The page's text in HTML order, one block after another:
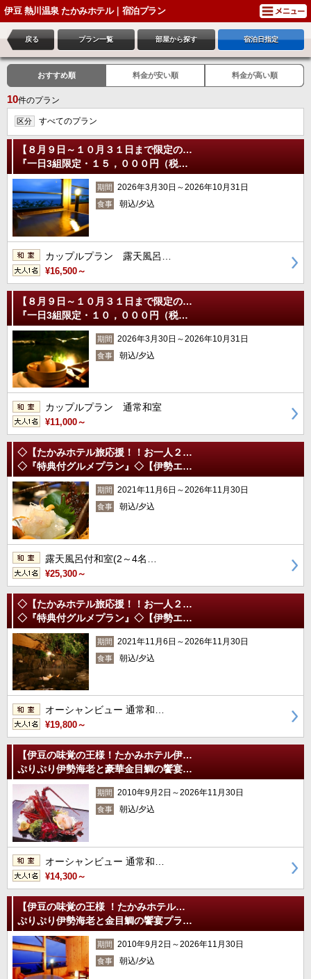
伊豆 熱川温泉 たかみホテル｜宿泊プラン
戻る プラン一覧 部屋から探す 宿泊日指定
おすすめ順 料金が安い順 料金が高い順
10件のプラン
区分 すべてのプラン
【８月９日～１０月３１日まで限定の…
『一日3組限定・１５，０００円（税…
期間 2026年3月30日～2026年10月31日
食事 朝込/夕込
カップルプラン 露天風呂…
¥16,500～
【８月９日～１０月３１日まで限定の…
『一日3組限定・１０，０００円（税…
期間 2026年3月30日～2026年10月31日
食事 朝込/夕込
カップルプラン 通常和室
¥11,000～
◇【たかみホテル旅応援！！お一人２…
◇『特典付グルメプラン』◇【伊勢エ…
期間 2021年11月6日～2026年11月30日
食事 朝込/夕込
露天風呂付和室(2～4名…
¥25,300～
◇【たかみホテル旅応援！！お一人２…
◇『特典付グルメプラン』◇【伊勢エ…
期間 2021年11月6日～2026年11月30日
食事 朝込/夕込
オーシャンビュー 通常和…
¥19,800～
【伊豆の味覚の王様！たかみホテル伊…
ぷりぷり伊勢海老と豪華金目鯛の饗宴…
期間 2010年9月2日～2026年11月30日
食事 朝込/夕込
オーシャンビュー 通常和…
¥14,300～
【伊豆の味覚の王様 ！たかみホテル…
ぷりぷり伊勢海老と金目鯛の饗宴プラ…
期間 2010年9月2日～2026年11月30日
食事 朝込/夕込